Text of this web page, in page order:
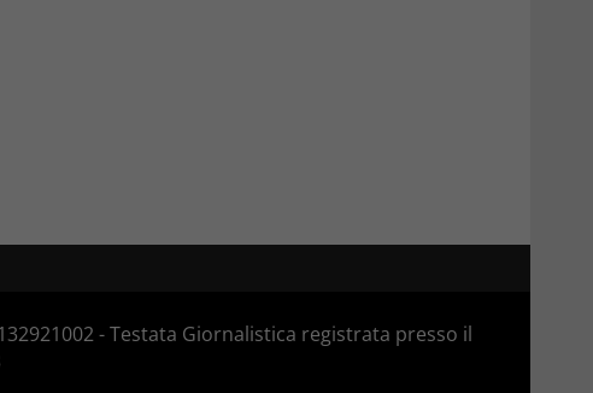
- Testata Giornalistica registrata presso il